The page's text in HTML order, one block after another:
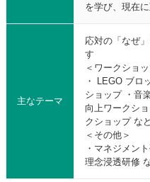
を学び、現在に
主なテーマ
応対の「なぜ
す
＜ワークショッ
・ LEGO ブロ
ショップ ・音
向上ワークシ
クショップ な
＜その他＞
・マネジメン
理念浸透研修